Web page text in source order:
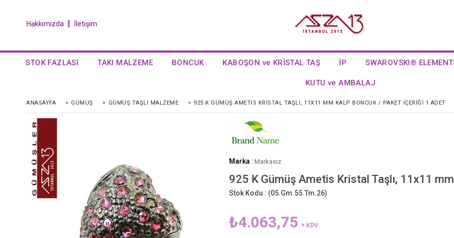
Hakkımızda İletişim
STOK FAZLASI TAKI MALZEME BONCUK KABOŞON ve KRİSTAL TAŞ İP SWAROVSKI®
KUTU ve AMBALAJ
ANASAYFA > GÜMÜŞ > GÜMÜŞ TAŞLI MALZEME > 925 K GÜMÜŞ AMETIS KRISTAL TAŞLI, 11X11 MM KALP BONCUK / PAKET İÇERIĞI 1 ADET
Marka : Markasız
925 K Gümüş Ametis Kristal Taşlı, 11x11
Stok Kodu : (05.Gm.55.Tm.26)
₺4.063,75 + KDV